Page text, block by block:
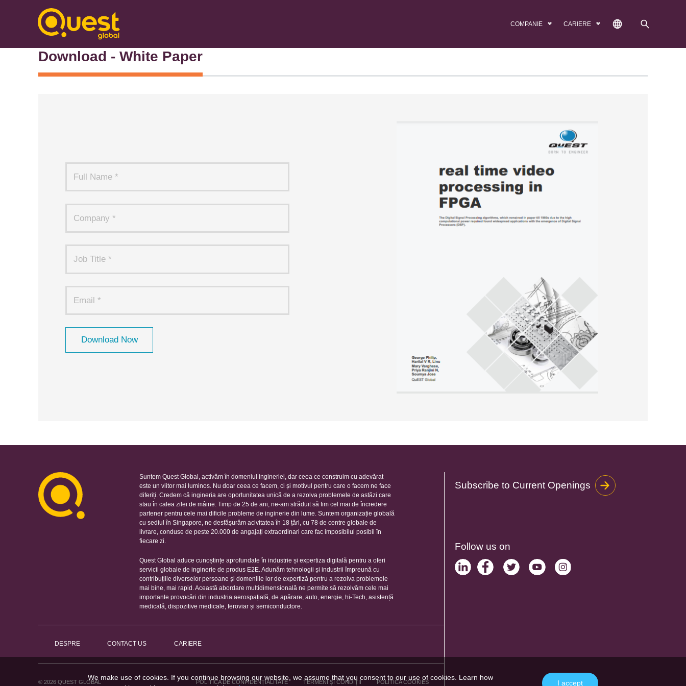
COMPANIE CARIERE
Download - White Paper
Subscribe to Current Openings
Follow us on
Suntem Quest Global, activăm în domeniul ingineriei, dar ceea ce construim cu adevărat
este un viitor mai luminos. Nu doar ceea ce facem, ci și motivul pentru care o facem ne face
diferiți. Credem că ingineria are oportunitatea unică de a rezolva problemele de astăzi care
stau în calea zilei de mâine. Timp de 25 de ani, ne-am străduit să fim cel mai de încredere
partener pentru cele mai dificile probleme de inginerie din lume. Suntem organizație globală
cu sediul în Singapore, ne desfășurăm acivitatea în 18 țări, cu 78 de centre globale de
livrare, conduse de peste 20.000 de angajați extraordinari care fac imposibilul posibil în
fiecare zi.
Quest Global aduce cunoștințe aprofundate în industrie și expertiza digitală pentru a oferi
servicii globale de inginerie de produs E2E. Adunăm tehnologii și industrii împreună cu
contribuțiile diverselor persoane și domeniile lor de expertiză pentru a rezolva problemele
mai bine, mai rapid. Această abordare multidimensională ne permite să rezolvăm cele mai
importante provocări din industria aerospațială, de apărare, auto, energie, hi-Tech, asistență
medicală, dispozitive medicale, feroviar și semiconductore.
DESPRE CONTACT US CARIERE
POLITICA DE CONFIDENȚIALITATE TERMENI ȘI CONDIȚII POLITICA COOKIES
© 2026 QUEST GLOBAL
We make use of cookies. If you continue browsing our website, we assume that you consent to our use of cookies. Learn how
I accept